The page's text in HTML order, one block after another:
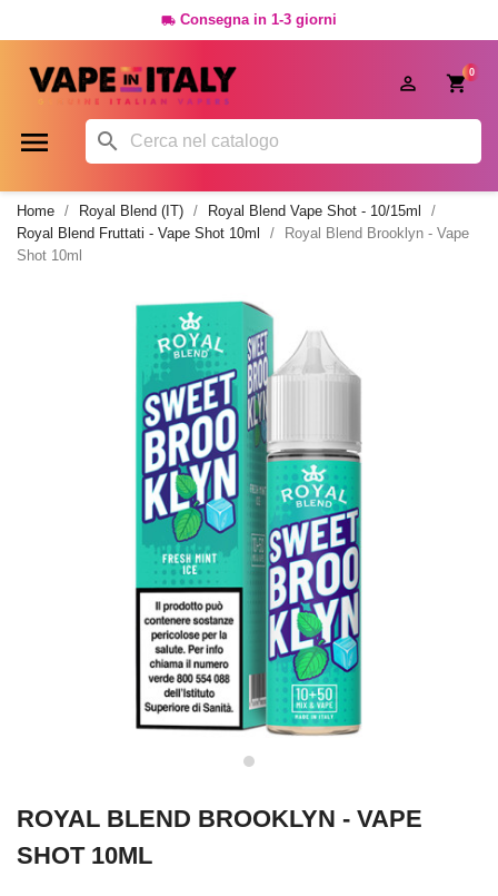
 Consegna in 1-3 giorni
0

 
Home Royal Blend (IT)
Royal Blend Vape Shot - 10/15ml
Royal Blend Fruttati - Vape Shot 10ml
Royal Blend Brooklyn - Vape
Shot 10ml
ROYAL BLEND BROOKLYN - VAPE
SHOT 10ML